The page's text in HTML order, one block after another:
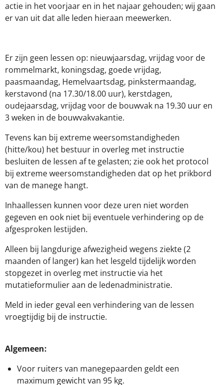
actie in het voorjaar en in het najaar gehouden; wij gaan
er van uit dat alle leden hieraan meewerken.
Er zijn geen lessen op: nieuwjaarsdag, vrijdag voor de
rommelmarkt, koningsdag, goede vrijdag,
paasmaandag, Hemelvaartsdag, pinkstermaandag,
kerstavond (na 17.30/18.00 uur), kerstdagen,
oudejaarsdag, vrijdag voor de bouwvak na 19.30 uur en
3 weken in de bouwvakvakantie.
Tevens kan bij extreme weersomstandigheden
(hitte/kou) het bestuur in overleg met instructie
besluiten de lessen af te gelasten; zie ook het protocol
bij extreme weersomstandigheden dat op het prikbord
van de manege hangt.
Inhaallessen kunnen voor deze uren niet worden
gegeven en ook niet bij eventuele verhindering op de
afgesproken lestijden.
Alleen bij langdurige afwezigheid wegens ziekte (2
maanden of langer) kan het lesgeld tijdelijk worden
stopgezet in overleg met instructie via het
mutatieformulier aan de ledenadministratie.
Meld in ieder geval een verhindering van de lessen
vroegtijdig bij de instructie.
Algemeen:
Voor ruiters van manegepaarden geldt een
maximum gewicht van 95 kg.